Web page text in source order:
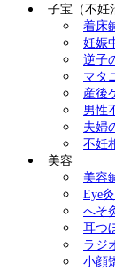
子宝（不妊
着床
妊娠
逆子
マタ
産後
男性
夫婦
不妊
美容
美容
Eye灸
へそ
耳つ
ラジ
小顔